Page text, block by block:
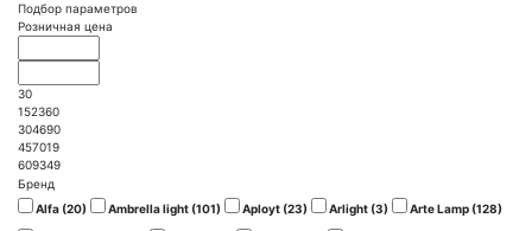
Подбор параметров
Розничная цена
30
152360
304690
457019
609349
Бренд
Alfa (20) Ambrella light (101) Aployt (23) Arlight (3) Arte Lamp (128)